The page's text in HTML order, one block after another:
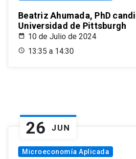
Beatriz Ahumada, PhD
Universidad de Pittsburgh
10 de Julio de 2024
13:35 a 14:30
26 JUN
Microeconomía Aplicada